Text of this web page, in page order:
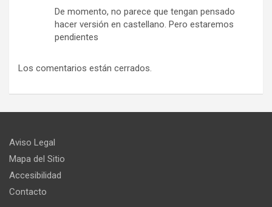
De momento, no parece que tengan pensado
hacer versión en castellano. Pero estaremos
pendientes
Los comentarios están cerrados.
Aviso Legal
Mapa del Sitio
Accesibilidad
Contacto